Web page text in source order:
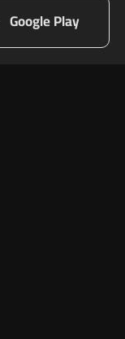
Google Play